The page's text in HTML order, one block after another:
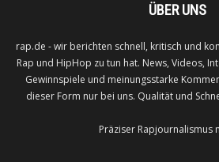
ÜBER UNS
rap.de - wir berichten schnell, kritisch und
Rap und HipHop zu tun hat. News, Videos,
Gewinnspiele und meinungsstarke
dieser Form nur bei uns. Qualität und
Präziser Rapjournalismus